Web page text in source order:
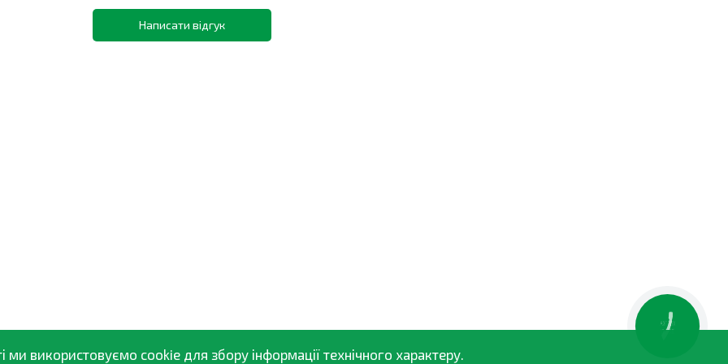
Написати відгук
ми використовуємо cookie для збору інформації технічного характеру.
КНОПКА
ЗВ'ЯЗКУ